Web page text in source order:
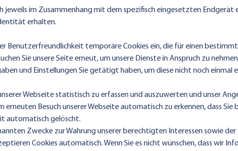
jeweils im Zusammenhang mit dem spezifisch eingesetzten Endgerät
erhalten.
Benutzerfreundlichkeit temporäre Cookies ein, die für einen
Sie unsere Seite erneut, um unsere Dienste in Anspruch zu
und Einstellungen Sie getätigt haben, um diese nicht noch einmal
Webseite statistisch zu erfassen und auszuwerten und unser
erneuten Besuch unserer Webseite automatisch zu erkennen, dass Sie
automatisch gelöscht.
Zwecke zur Wahrung unserer berechtigten Interessen sowie
Cookies automatisch. Wenn Sie es nicht wünschen, dass wir